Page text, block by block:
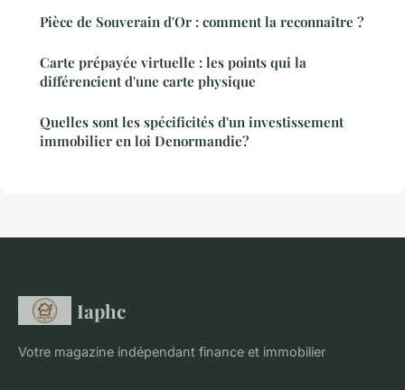
Pièce de Souverain d'Or : comment la reconnaître ?
Carte prépayée virtuelle : les points qui la
différencient d'une carte physique
Quelles sont les spécificités d'un investissement
immobilier en loi Denormandie?
Iaphc
Votre magazine indépendant finance et immobilier